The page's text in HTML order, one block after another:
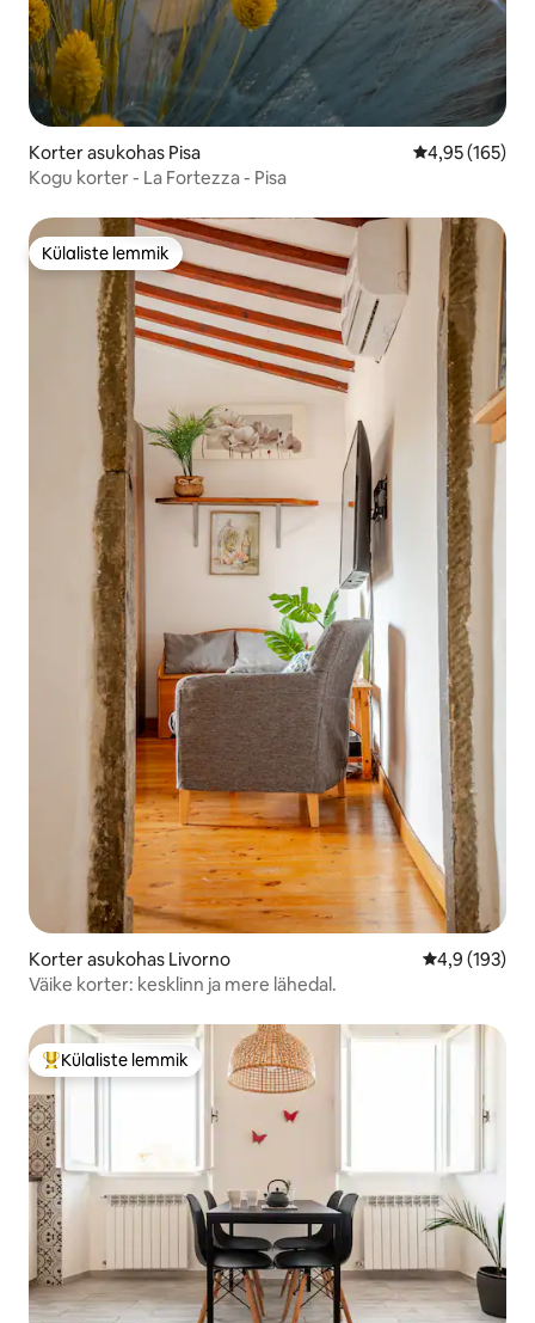
Korter asukohas Pisa Keskmine
4,95 (165)
Kogu korter - La Fortezza - Pisa
Külaliste lemmik
Külaliste lemmik
Korter asukohas Livorno Keskmine
4,9 (193)
Väike korter: kesklinn ja mere lähedal.
Külaliste suur lemmik
Külaliste lemmik